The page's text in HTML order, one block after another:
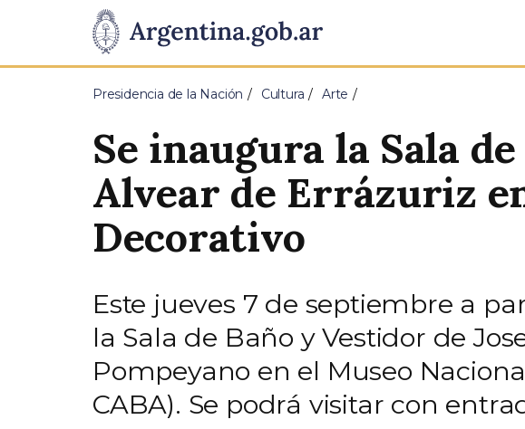
Presidencia
de
Pasar al contenido principal
Presidencia de la Nación Cultura Arte
Se inaugura la Sala
Alvear de Errázuriz
Decorativo
Este jueves 7 de septiembre a
la Sala de Baño y Vestidor de
Pompeyano en el Museo
CABA). Se podrá visitar con